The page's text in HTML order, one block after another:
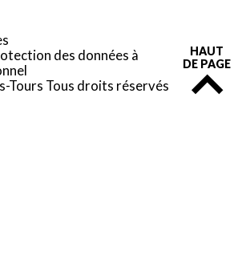
des données à
Tours Tous droits réservés
HAUT
DE PAGE